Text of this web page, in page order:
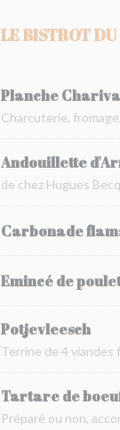
LE BISTROT
Planche
Charcuterie,
Andouillette
de chez Hugues
Carbonade
Emincé de
Potjevleesch
Terrine de 4 viandes
Tartare de
Préparé ou non,